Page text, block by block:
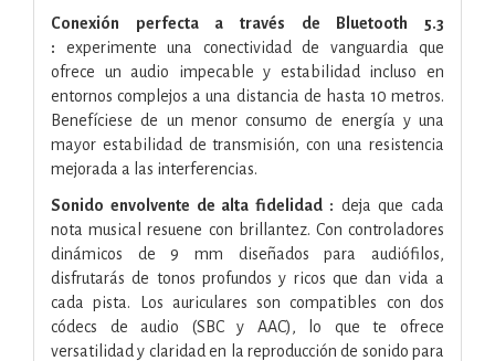
Conexión perfecta a través de Bluetooth 5.3
: experimente una conectividad de vanguardia que
ofrece un audio impecable y estabilidad incluso en
entornos complejos a una distancia de hasta 10 metros.
Benefíciese de un menor consumo de energía y una
mayor estabilidad de transmisión, con una resistencia
mejorada a las interferencias.
Sonido envolvente de alta fidelidad : deja que cada
nota musical resuene con brillantez. Con controladores
dinámicos de 9 mm diseñados para audiófilos,
disfrutarás de tonos profundos y ricos que dan vida a
cada pista. Los auriculares son compatibles con dos
códecs de audio (SBC y AAC), lo que te ofrece
versatilidad y claridad en la reproducción de sonido para